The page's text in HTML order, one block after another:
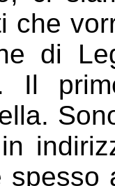
che
di
Il